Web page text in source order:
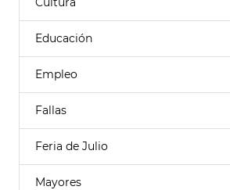
Educación
Empleo
Fallas
Feria de Julio
Mayores